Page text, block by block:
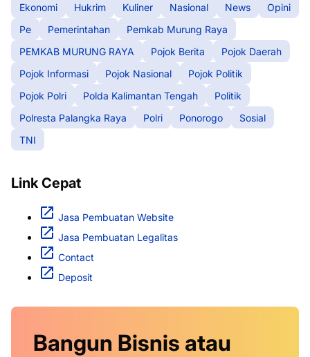
Ekonomi
Hukrim Kuliner Nasional News
Opini
Pe
Pemerintahan
Pemkab Murung Raya
PEMKAB MURUNG RAYA
Pojok Berita
Pojok Daerah
Pojok Informasi
Pojok Nasional
Pojok Politik
Pojok Polri
Polda Kalimantan Tengah
Politik
Polresta Palangka Raya
Polri Ponorogo
Sosial
TNI
Link Cepat
Jasa Pembuatan Website
Jasa Pembuatan Legalitas
Contact
Deposit
Bangun Bisnis atau